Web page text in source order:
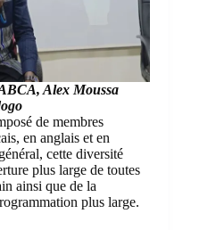
Alex Moussa
de membres
en anglais et en
cette diversité
plus large de toutes
ainsi que de la
plus large.